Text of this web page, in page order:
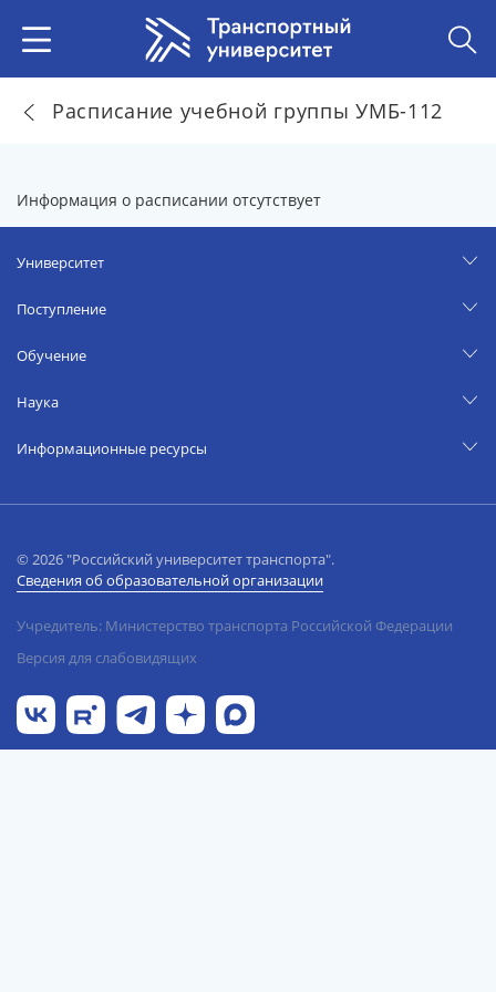
Расписание учебной группы УМБ-112
Информация о расписании отсутствует
Университет
Поступление
Обучение
Наука
Информационные ресурсы
© 2026 "Российский университет транспорта".
Сведения об образовательной организации
Учредитель: Министерство транспорта Российской Федерации
Версия для слабовидящих